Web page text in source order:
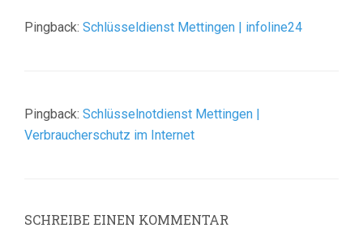
Pingback: Schlüsseldienst Mettingen | infoline24
Pingback: Schlüsselnotdienst Mettingen |
Verbraucherschutz im Internet
SCHREIBE EINEN KOMMENTAR